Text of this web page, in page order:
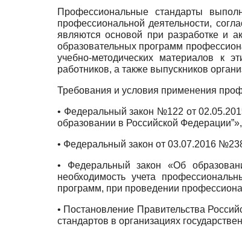
Профессиональные стандарты
профессиональной деятельности,
являются основой при разработке и
образовательных программ
учебно-методических материалов к
работников, а также выпускников
Требования и условия применения
• Федеральный закон №122 от
образовании в Российской
• Федеральный закон от 03.07.2016
• Федеральный закон «Об
необходимость учета
программ, при проведении
• Постановление Правительства
стандартов в организациях